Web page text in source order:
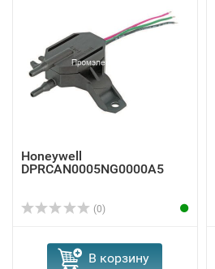
Honeywell
DPRCAN0005NG0000A5
(0)
В корзину